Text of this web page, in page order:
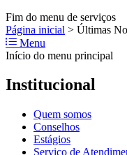
Fim do menu de serviços
Página inicial > Últimas
Menu
Início do menu principal
Institucional
Quem somos
Conselhos
Estágios
Serviço de